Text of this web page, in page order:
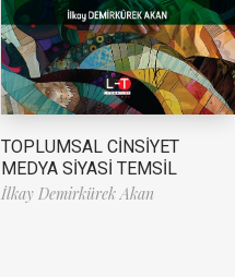
TOPLUMSAL CİNSİYET
MEDYA SİYASİ TEMSİL
İlkay Demirkürek Akan